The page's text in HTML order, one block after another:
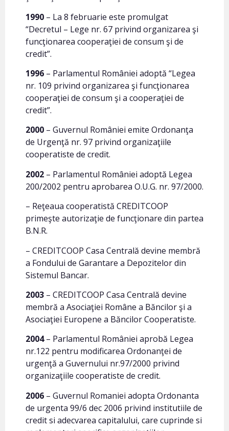
1990 – La 8 februarie este promulgat
“Decretul – Lege nr. 67 privind organizarea şi
funcţionarea cooperaţiei de consum şi de
credit”.
1996 – Parlamentul României adoptă “Legea
nr. 109 privind organizarea şi funcţionarea
cooperaţiei de consum şi a cooperaţiei de
credit”.
2000 – Guvernul României emite Ordonanţa
de Urgenţă nr. 97 privind organizaţiile
cooperatiste de credit.
2002 – Parlamentul României adoptă Legea
200/2002 pentru aprobarea O.U.G. nr. 97/2000.
– Reţeaua cooperatistă CREDITCOOP
primeşte autorizaţie de funcţionare din partea
B.N.R.
– CREDITCOOP Casa Centrală devine membră
a Fondului de Garantare a Depozitelor din
Sistemul Bancar.
2003 – CREDITCOOP Casa Centrală devine
membră a Asociaţiei Române a Băncilor şi a
Asociaţiei Europene a Băncilor Cooperatiste.
2004– Parlamentul României aprobă Legea
nr.122 pentru modificarea Ordonanţei de
urgenţă a Guvernului nr.97/2000 privind
organizaţiile cooperatiste de credit.
2006 – Guvernul Romaniei adopta Ordonanta
de urgenta 99/6 dec 2006 privind institutiile de
credit si adecvarea capitalului, care cuprinde si